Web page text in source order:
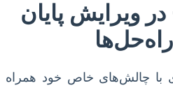
ویرایش پایان
با چالش‌های خاص خود همراه